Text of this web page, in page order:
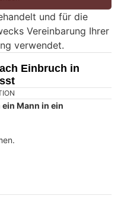
und für die
Vereinbarung Ihrer
verwendet.
Einbruch in